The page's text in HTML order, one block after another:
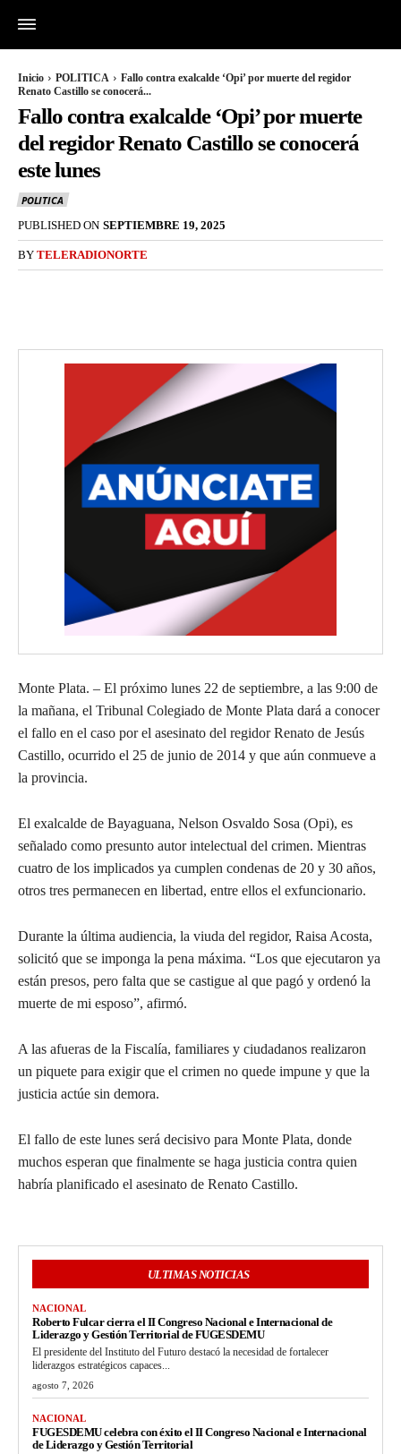
Inicio POLITICA
Fallo contra exalcalde ‘Opi’ por muerte del regidor
Renato Castillo se conocerá...
Fallo contra exalcalde ‘Opi’ por muerte
del regidor Renato Castillo se conocerá
este lunes
POLITICA
PUBLISHED ON SEPTIEMBRE 19, 2025
BY TELERADIONORTE
Monte Plata. – El próximo lunes 22 de septiembre, a las 9:00 de
la mañana, el Tribunal Colegiado de Monte Plata dará a conocer
el fallo en el caso por el asesinato del regidor Renato de Jesús
Castillo, ocurrido el 25 de junio de 2014 y que aún conmueve a
la provincia.
El exalcalde de Bayaguana, Nelson Osvaldo Sosa (Opi), es
señalado como presunto autor intelectual del crimen. Mientras
cuatro de los implicados ya cumplen condenas de 20 y 30 años,
otros tres permanecen en libertad, entre ellos el exfuncionario.
Durante la última audiencia, la viuda del regidor, Raisa Acosta,
solicitó que se imponga la pena máxima. “Los que ejecutaron ya
están presos, pero falta que se castigue al que pagó y ordenó la
muerte de mi esposo”, afirmó.
A las afueras de la Fiscalía, familiares y ciudadanos realizaron
un piquete para exigir que el crimen no quede impune y que la
justicia actúe sin demora.
El fallo de este lunes será decisivo para Monte Plata, donde
muchos esperan que finalmente se haga justicia contra quien
habría planificado el asesinato de Renato Castillo.
ULTIMAS NOTICIAS
NACIONAL
Roberto Fulcar cierra el II Congreso Nacional e Internacional de
Liderazgo y Gestión Territorial de FUGESDEMU
El presidente del Instituto del Futuro destacó la necesidad de fortalecer
liderazgos estratégicos capaces...
agosto 7, 2026
NACIONAL
FUGESDEMU celebra con éxito el II Congreso Nacional e Internacional
de Liderazgo y Gestión Territorial